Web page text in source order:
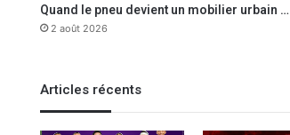
Quand le pneu devient un mobilier urbain …
2 août 2026
Articles récents